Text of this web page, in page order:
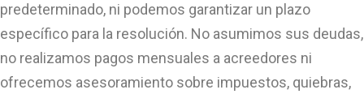
predeterminado, ni podemos garantizar un plazo
específico para la resolución. No asumimos sus deudas,
no realizamos pagos mensuales a acreedores ni
ofrecemos asesoramiento sobre impuestos, quiebras,